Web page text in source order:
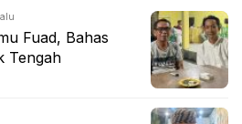
Fuad, Bahas
Tengah